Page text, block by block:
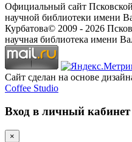
Официальный сайт
научной библиотеки имени
Курбатова© 2009 - 2026
научная библиотека имени
Сайт сделан на основе
Coffee Studio
Вход в личный кабинет
×